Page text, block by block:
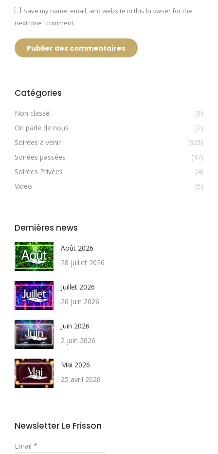
Save my name, email, and website in this browser for the
next time I comment.
Publier des commentaires
Catégories
Non classé
(8)
On parle de nous
(2)
Soirées à venir
(328)
Soirées passées
(47)
Soirées Privées
(4)
Video
(5)
Dernières news
Août 2026
28 juillet 2026
Juillet 2026
26 juin 2026
Juin 2026
2 juin 2026
Mai 2026
25 avril 2026
Newsletter Le Frisson
Email *